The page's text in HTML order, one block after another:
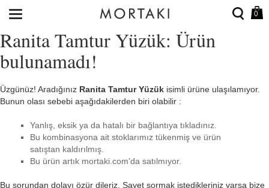
0
Ranita Tamtur Yüzük: Ürün
bulunamadı!
Üzgünüz! Aradığınız Ranita Tamtur Yüzük isimli ürüne ulaşılamıyor.
Bunun olası sebebi aşağıdakilerden biri olabilir :
Yanlış, eksik ya da hatalı bir bağlantıya tıkladınız.
Bu kombinasyona ait stoklarımız tükenmiş ve ürün
satıştan kaldırılmış.
Bu ürün artık mortaki.com'da satılmıyor.
Bu sorundan dolayı özür dileriz. Şayet sormak istedikleriniz varsa bize